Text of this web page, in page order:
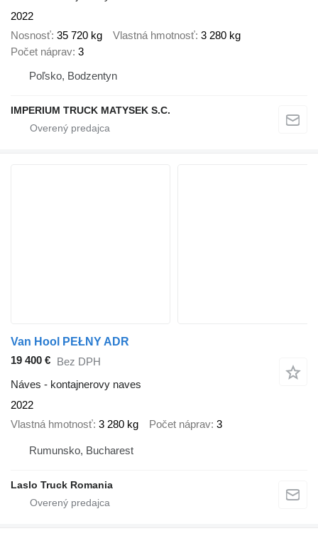
2022
Nosnosť 35 720 kg Vlastná hmotnosť 3 280 kg
Počet náprav 3
Poľsko, Bodzentyn
IMPERIUM TRUCK MATYSEK S.C.
Van Hool PEŁNY ADR
19 400 € Bez DPH
Náves - kontajnerovy naves
2022
Vlastná hmotnosť 3 280 kg Počet náprav 3
Rumunsko, Bucharest
Laslo Truck Romania